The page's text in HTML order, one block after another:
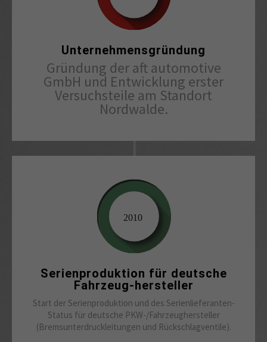
Unternehmensgründung
Gründung der aft automotive
GmbH und Entwicklung erster
Versuchsteile am Standort
Nordwalde.
Serienproduktion für deutsche
Fahrzeug-hersteller
Start der Serienproduktion und des Serienlieferanten-
Status für deutsche PKW-/Fahrzeughersteller
(Bremsunterdruckleitungen und Rückschlagventile).